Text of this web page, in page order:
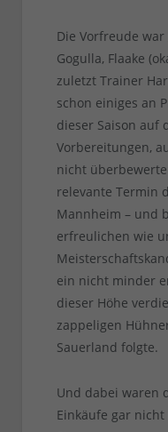
Die Vorfreude
Gogulla, Flaake
zuletzt Trainer
schon einiges an
dieser Saison auf
Vorbereitungen,
nicht
relevante Termin
Mannheim – und
erfreulichen wie
ein nicht minder
dieser Höhe
zappeligen
Sauerland folgte.
Und dabei waren
Einkäufe gar